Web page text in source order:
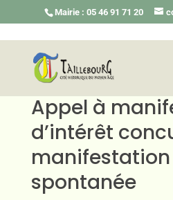
Mairie : 05 46 91 71 20
Appel à
d’intérêt
manifestation
spontanée